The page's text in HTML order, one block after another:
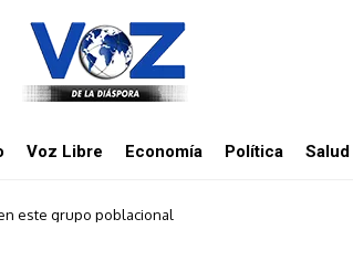
Voz Libre Economía Política Salud
este grupo poblacional